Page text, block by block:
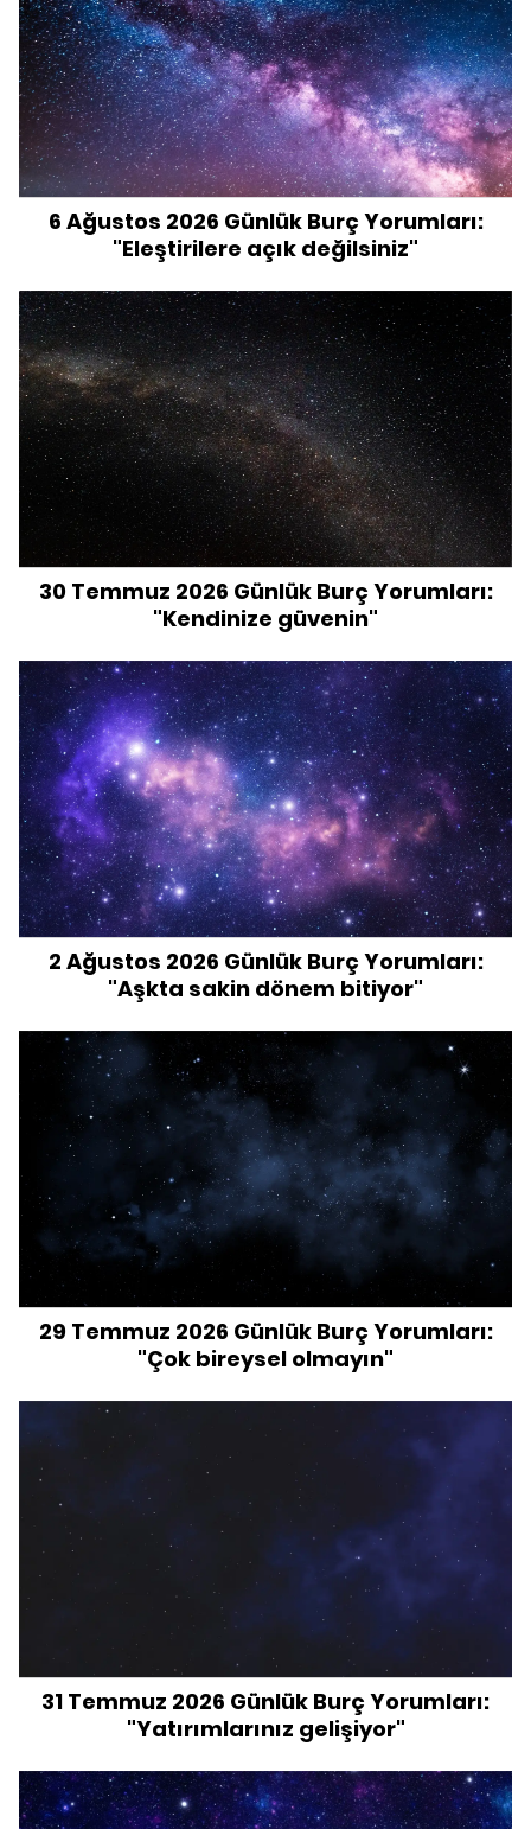
6 Ağustos 2026 Günlük Burç Yorumları:
"Eleştirilere açık değilsiniz"
30 Temmuz 2026 Günlük Burç Yorumları:
"Kendinize güvenin"
2 Ağustos 2026 Günlük Burç Yorumları:
"Aşkta sakin dönem bitiyor"
29 Temmuz 2026 Günlük Burç Yorumları:
"Çok bireysel olmayın"
31 Temmuz 2026 Günlük Burç Yorumları:
"Yatırımlarınız gelişiyor"